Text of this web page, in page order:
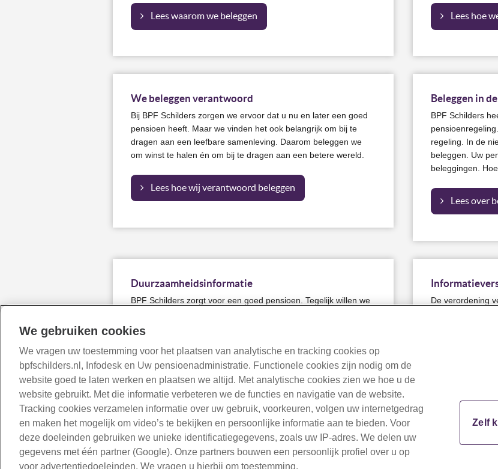
Lees waarom we beleggen Lees hoe
We beleggen verantwoord
Bij BPF Schilders zorgen we ervoor dat u nu en later een goed
pensioen heeft. Maar we vinden het ook belangrijk om bij te
dragen aan een leefbare samenleving. Daarom beleggen we
om winst te halen én om bij te dragen aan een betere wereld.
Lees hoe wij verantwoord beleggen
Beleggen in
BPF Schilders
regeling. In de
beleggen. Uw
beleggingen.
Lees over
Duurzaamheidsinformatie
BPF Schilders zorgt voor een goed pensioen. Tegelijk willen we
duurzaam beleggen. Een goed pensioen is ten slotte meer
Lees onze Duurzaamheidsinformatie (pdf)
De verordening
We gebruiken cookies
We vragen uw toestemming voor het plaatsen van analytische en tracking cookies op
bpfschilders.nl, Infodesk en Uw pensioenadministratie. Functionele cookies zijn nodig om de
website goed te laten werken en plaatsen we altijd. Met analytische cookies zien we hoe u de
website gebruikt. Met die informatie verbeteren we de functies en navigatie van de website.
Tracking cookies verzamelen informatie over uw gebruik, voorkeuren, volgen uw internetgedrag
en maken het mogelijk om video’s te bekijken en persoonlijke informatie aan te bieden. Voor
deze doeleinden gebruiken we unieke identificatiegegevens, zoals uw IP-adres. We delen uw
gegevens met één partner (Google). Onze partners bouwen een persoonlijk profiel over u op
voor advertentiedoeleinden. We vragen u hierbij om toestemming.
Zelf